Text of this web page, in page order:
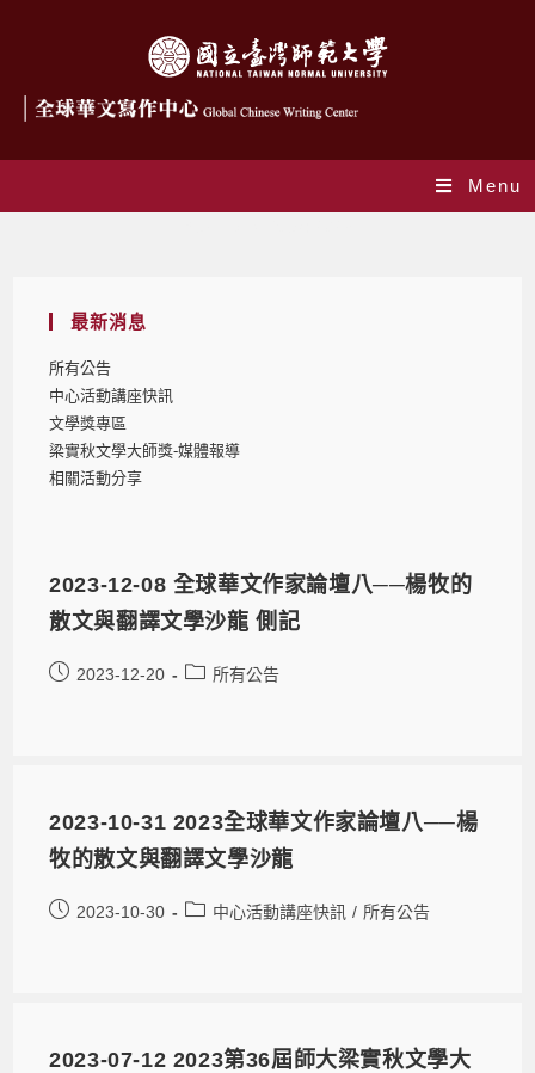
Menu
最新消息
所有公告
中心活動講座快訊
文學獎專區
梁實秋文學大師獎-媒體報導
相關活動分享
2023-12-08 全球華文作家論壇八──楊牧的
散文與翻譯文學沙龍 側記
2023-12-20 所有公告
2023-10-31 2023全球華文作家論壇八──楊
牧的散文與翻譯文學沙龍
2023-10-30 中心活動講座快訊 / 所有公告
2023-07-12 2023第36屆師大梁實秋文學大